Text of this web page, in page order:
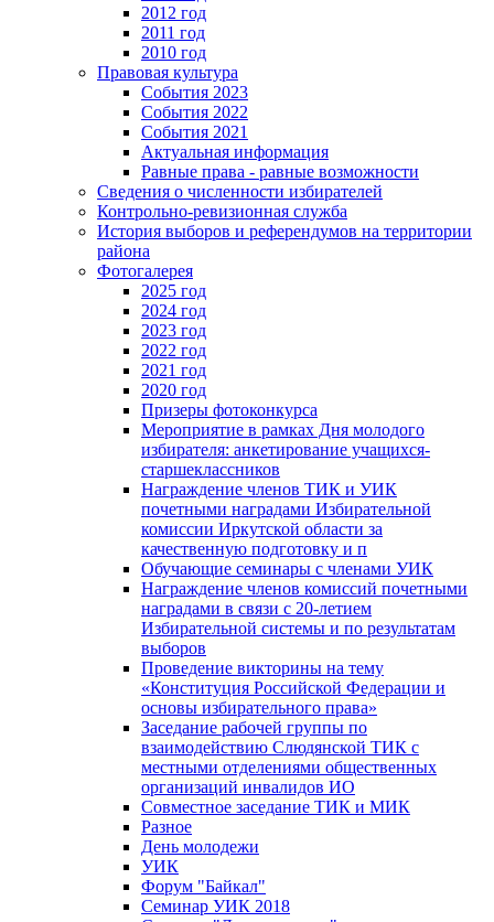
2012 год
2011 год
2010 год
Правовая культура
События 2023
События 2022
События 2021
Актуальная информация
Равные права - равные возможности
Сведения о численности избирателей
Контрольно-ревизионная служба
История выборов и референдумов на территории
района
Фотогалерея
2025 год
2024 год
2023 год
2022 год
2021 год
2020 год
Призеры фотоконкурса
Мероприятие в рамках Дня молодого
избирателя: анкетирование учащихся-
старшеклассников
Награждение членов ТИК и УИК
почетными наградами Избирательной
комиссии Иркутской области за
качественную подготовку и п
Обучающие семинары с членами УИК
Награждение членов комиссий почетными
наградами в связи с 20-летием
Избирательной системы и по результатам
выборов
Проведение викторины на тему
«Конституция Российской Федерации и
основы избирательного права»
Заседание рабочей группы по
взаимодействию Слюдянской ТИК с
местными отделениями общественных
организаций инвалидов ИО
Совместное заседание ТИК и МИК
Разное
День молодежи
УИК
Форум "Байкал"
Семинар УИК 2018